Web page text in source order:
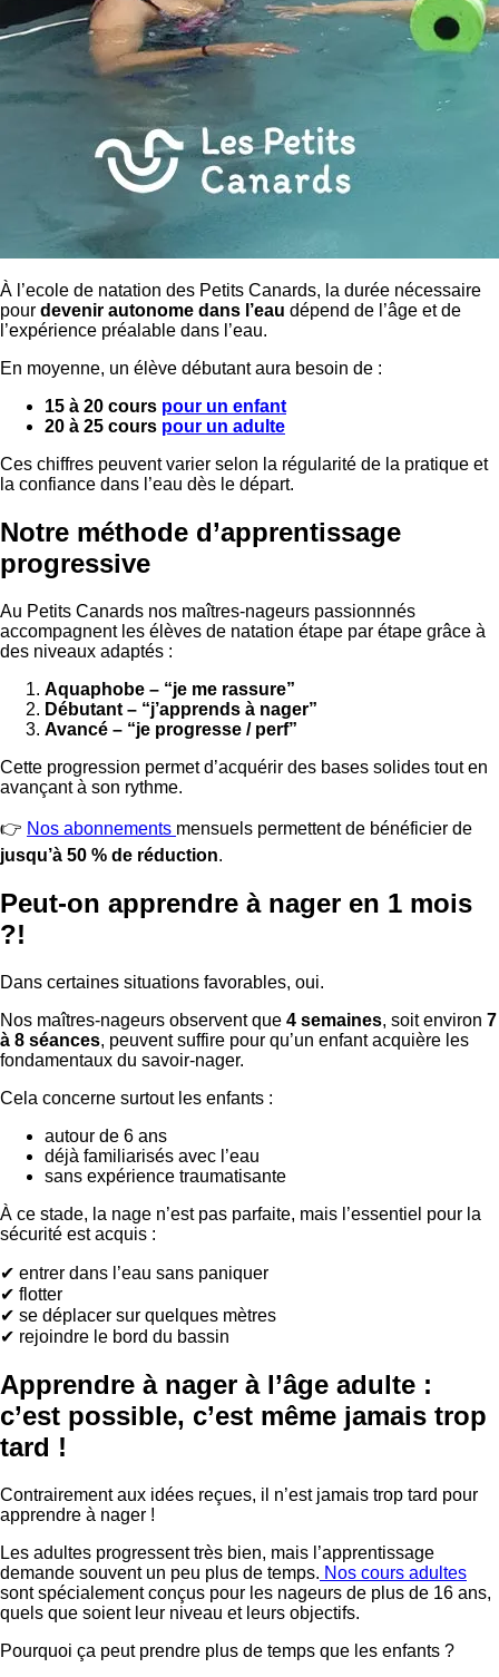
À l’ecole de natation des Petits Canards, la durée nécessaire
pour devenir autonome dans l’eau dépend de l’âge et de
l’expérience préalable dans l’eau.
En moyenne, un élève débutant aura besoin de :
15 à 20 cours pour un enfant
20 à 25 cours pour un adulte
Ces chiffres peuvent varier selon la régularité de la pratique et
la confiance dans l’eau dès le départ.
Notre méthode d’apprentissage
progressive
Au Petits Canards nos maîtres-nageurs passionnnés
accompagnent les élèves de natation étape par étape grâce à
des niveaux adaptés :
Aquaphobe – “je me rassure”
Débutant – “j’apprends à nager”
Avancé – “je progresse / perf”
Cette progression permet d’acquérir des bases solides tout en
avançant à son rythme.
👉 Nos abonnements mensuels permettent de bénéficier de
jusqu’à 50 % de réduction.
Peut-on apprendre à nager en 1 mois
?!
Dans certaines situations favorables, oui.
Nos maîtres-nageurs observent que 4 semaines, soit environ 7
à 8 séances, peuvent suffire pour qu’un enfant acquière les
fondamentaux du savoir-nager.
Cela concerne surtout les enfants :
autour de 6 ans
déjà familiarisés avec l’eau
sans expérience traumatisante
À ce stade, la nage n’est pas parfaite, mais l’essentiel pour la
sécurité est acquis :
✔ entrer dans l’eau sans paniquer
✔ flotter
✔ se déplacer sur quelques mètres
✔ rejoindre le bord du bassin
Apprendre à nager à l’âge adulte :
c’est possible, c’est même jamais trop
tard !
Contrairement aux idées reçues, il n’est jamais trop tard pour
apprendre à nager !
Les adultes progressent très bien, mais l’apprentissage
demande souvent un peu plus de temps. Nos cours adultes
sont spécialement conçus pour les nageurs de plus de 16 ans,
quels que soient leur niveau et leurs objectifs.
Pourquoi ça peut prendre plus de temps que les enfants ?